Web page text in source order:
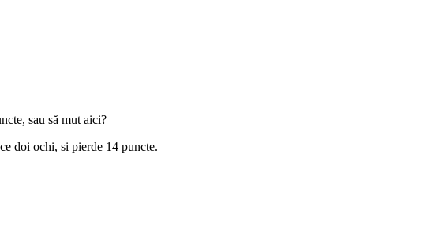
sau să mut aici?
doi ochi, si pierde 14 puncte.